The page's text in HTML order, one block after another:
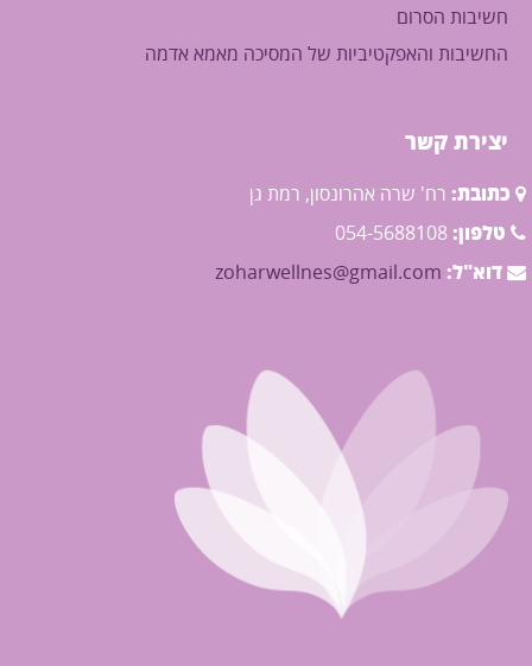
חשיבות הסרום
החשיבות והאפקטיביות של המסיכה מאמא אדמה
יצירת קשר
כתובת: רח' שרה אהרונסון, רמת גן
טלפון: 054-5688108
דוא"ל: zoharwellnes@gmail.com